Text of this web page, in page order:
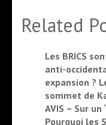
Related
Les BRICS
anti-
expansion ?
sommet de
AVIS – Sur un
Pourquoi les